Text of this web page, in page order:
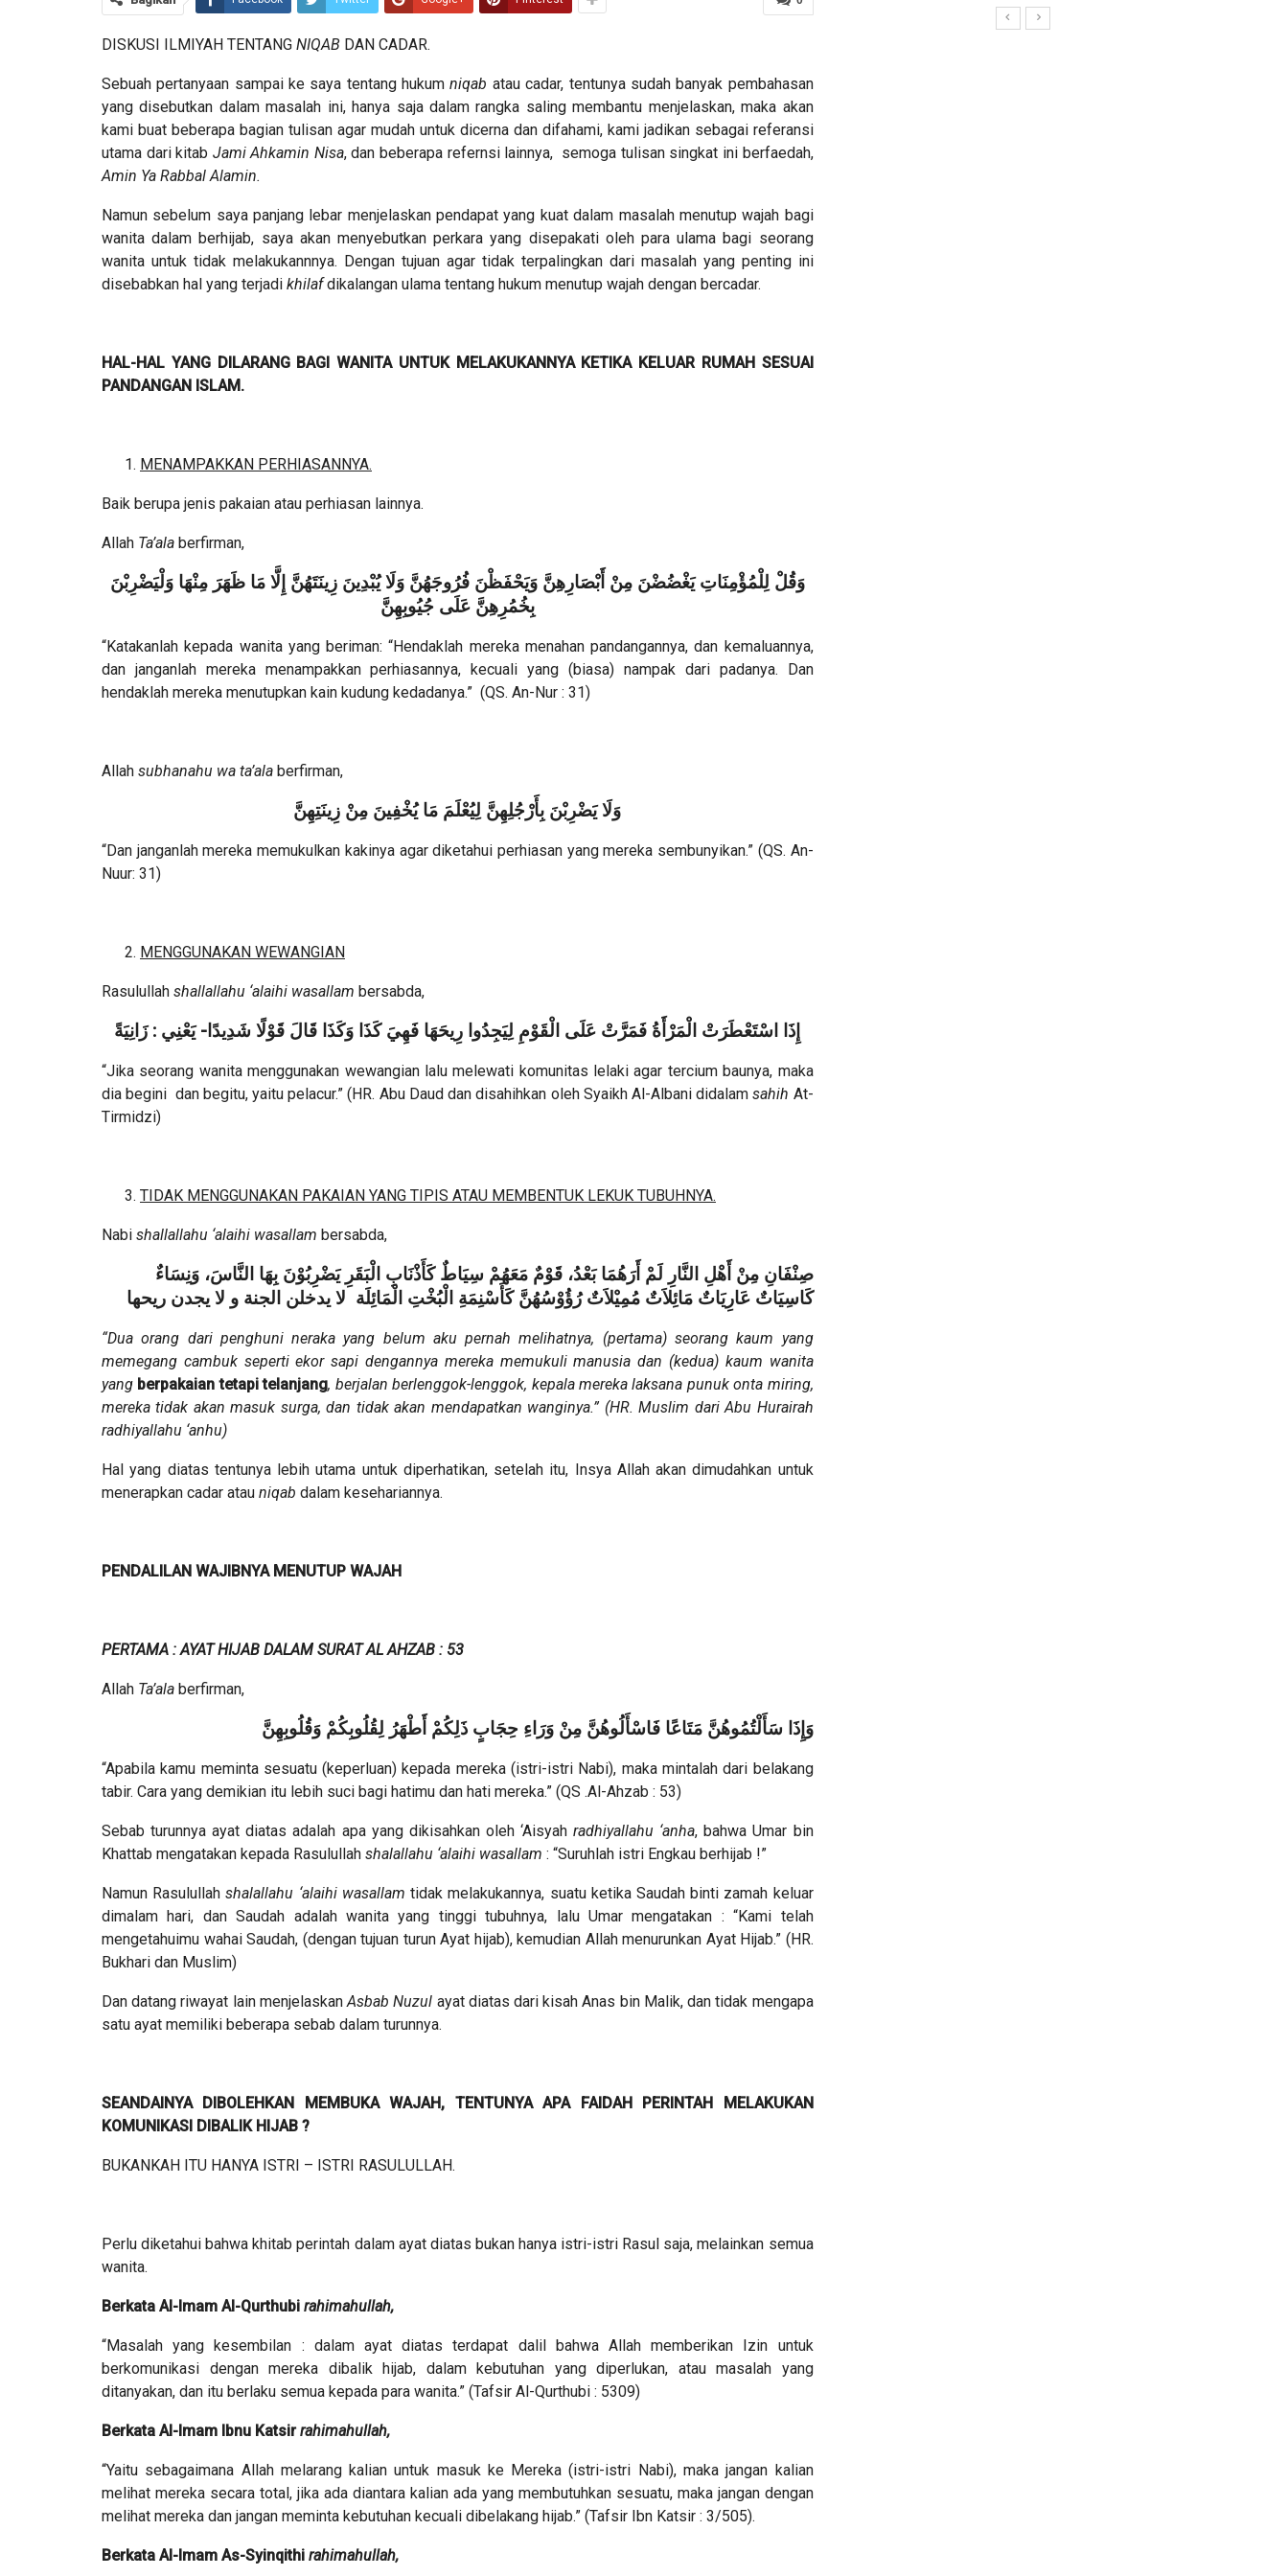
DISKUSI ILMIYAH TENTANG NIQAB DAN CADAR.
Sebuah pertanyaan sampai ke saya tentang hukumniqab atau cadar, tentunya sudah banyak pembahasan
yang disebutkan dalam masalah ini, hanya saja dalam rangka saling membantu menjelaskan, maka akan
kami buat beberapa bagian tulisan agar mudah untuk dicerna dan difahami, kami jadikan sebagai referansi
utama dari kitab Jami Ahkamin Nisa, dan beberapa refernsi lainnya, semoga tulisan singkat ini berfaedah,
Amin Ya Rabbal Alamin.
Namun sebelum saya panjang lebar menjelaskan pendapat yang kuat dalam masalah menutup wajah bagi
wanita dalam berhijab, saya akan menyebutkan perkara yang disepakati oleh para ulama bagi seorang
wanita untuk tidak melakukannnya. Dengan tujuan agar tidak terpalingkan dari masalah yang penting ini
disebabkan hal yang terjadi khilafdikalangan ulama tentang hukum menutup wajah dengan bercadar.
HAL-HAL YANG DILARANG BAGI WANITA UNTUK MELAKUKANNYA KETIKA KELUAR RUMAH SESUAI
PANDANGAN ISLAM.
MENAMPAKKAN PERHIASANNYA.
Baik berupa jenis pakaian atau perhiasan lainnya.
Allah Ta’ala berfirman,
وَقُلْ لِلْمُؤْمِنَاتِ يَغْضُضْنَ مِنْ أَبْصَارِهِنَّ وَيَحْفَظْنَ فُرُوجَهُنَّ وَلَا يُبْدِينَ زِينَتَهُنَّ إِلَّا مَا ظَهَرَ مِنْهَا وَلْيَضْرِبْنَ
بِخُمُرِهِنَّ عَلَى جُيُوبِهِنَّ
“Katakanlah kepada wanita yang beriman: “Hendaklah mereka menahan pandangannya, dan kemaluannya,
dan janganlah mereka menampakkan perhiasannya, kecuali yang (biasa) nampak dari padanya. Dan
hendaklah mereka menutupkan kain kudung kedadanya.” (QS. An-Nur : 31)
Allah subhanahu wa ta’ala berfirman,
وَلَا يَضْرِبْنَ بِأَرْجُلِهِنَّ لِيُعْلَمَ مَا يُخْفِينَ مِنْ زِينَتِهِنَّ
“Dan janganlah mereka memukulkan kakinya agar diketahui perhiasan yang mereka sembunyikan.” (QS. An-
Nuur: 31)
MENGGUNAKAN WEWANGIAN
Rasulullah shallallahu ‘alaihi wasallam bersabda,
إِذَا اسْتَعْطَرَتْ الْمَرْأَةُ فَمَرَّتْ عَلَى الْقَوْمِ لِيَجِدُوا رِيحَهَا فَهِيَ كَذَا وَكَذَا قَالَ قَوْلًا شَدِيدًا- يَعْنِي : زَانِيَةً
“Jika seorang wanita menggunakan wewangian lalu melewati komunitas lelaki agar tercium baunya, maka
dia begini dan begitu, yaitu pelacur.” (HR. Abu Daud dan disahihkan oleh Syaikh Al-Albani didalamsahih At-
Tirmidzi)
TIDAK MENGGUNAKAN PAKAIAN YANG TIPIS ATAU MEMBENTUK LEKUK TUBUHNYA.
Nabi shallallahu ‘alaihi wasallam bersabda,
صِنْفَانِ مِنْ أَهْلِ النَّارِ لَمْ أَرَهُمَا بَعْدُ، قَوْمٌ مَعَهُمْ سِيَاطٌ كَأَذْنَابِ الْبَقَرِ يَضْرِبُوْنَ بِهَا النَّاسَ، وَنِسَاءٌ
كَاسِيَاتٌ عَارِيَاتٌ مَائِلاَتٌ مُمِيْلاَتٌ رُؤُوْسُهُنَّ كَأَسْنِمَةِ الْبُخْتِ الْمَائِلَة لا يدخلن الجنة و لا يجدن ريحها
“Dua orang dari penghuni neraka yang belum aku pernah melihatnya, (pertama) seorang kaum yang
memegang cambuk seperti ekor sapi dengannya mereka memukuli manusia dan (kedua) kaum wanita
yang berpakaian tetapi telanjang, berjalan berlenggok-lenggok, kepala mereka laksana punuk onta miring,
mereka tidak akan masuk surga, dan tidak akan mendapatkan wanginya.” (HR. Muslim dari Abu Hurairah
radhiyallahu ‘anhu)
Hal yang diatas tentunya lebih utama untuk diperhatikan, setelah itu, Insya Allah akan dimudahkan untuk
menerapkan cadar atau niqab dalam kesehariannya.
PENDALILAN WAJIBNYA MENUTUP WAJAH
PERTAMA : AYAT HIJAB DALAM SURAT AL AHZAB : 53
Allah Ta’ala berfirman,
وَإِذَا سَأَلْتُمُوهُنَّ مَتَاعًا فَاسْأَلُوهُنَّ مِنْ وَرَاءِ حِجَابٍ ذَلِكُمْ أَطْهَرُ لِقُلُوبِكُمْ وَقُلُوبِهِنَّ
“Apabila kamu meminta sesuatu (keperluan) kepada mereka (istri-istri Nabi), maka mintalah dari belakang
tabir. Cara yang demikian itu lebih suci bagi hatimu dan hati mereka.” (QS .Al-Ahzab : 53)
Sebab turunnya ayat diatas adalah apa yang dikisahkan oleh ‘Aisyahradhiyallahu ‘anha, bahwa Umar bin
Khattab mengatakan kepada Rasulullah shalallahu ‘alaihi wasallam : “Suruhlah istri Engkau berhijab !”
Namun Rasulullahshalallahu ‘alaihi wasallam tidak melakukannya, suatu ketika Saudah binti zamah keluar
dimalam hari, dan Saudah adalah wanita yang tinggi tubuhnya, lalu Umar mengatakan : “Kami telah
mengetahuimu wahai Saudah, (dengan tujuan turun Ayat hijab), kemudian Allah menurunkan Ayat Hijab.” (HR.
Bukhari dan Muslim)
Dan datang riwayat lain menjelaskanAsbab Nuzul ayat diatas dari kisah Anas bin Malik, dan tidak mengapa
satu ayat memiliki beberapa sebab dalam turunnya.
SEANDAINYA DIBOLEHKAN MEMBUKA WAJAH, TENTUNYA APA FAIDAH PERINTAH MELAKUKAN
KOMUNIKASI DIBALIK HIJAB ?
BUKANKAH ITU HANYA ISTRI – ISTRI RASULULLAH.
Perlu diketahui bahwa khitab perintah dalam ayat diatas bukan hanya istri-istri Rasul saja, melainkan semua
wanita.
Berkata Al-Imam Al-Qurthubi rahimahullah,
“Masalah yang kesembilan : dalam ayat diatas terdapat dalil bahwa Allah memberikan Izin untuk
berkomunikasi dengan mereka dibalik hijab, dalam kebutuhan yang diperlukan, atau masalah yang
ditanyakan, dan itu berlaku semua kepada para wanita.” (Tafsir Al-Qurthubi : 5309)
Berkata Al-Imam Ibnu Katsirrahimahullah,
“Yaitu sebagaimana Allah melarang kalian untuk masuk ke Mereka (istri-istri Nabi), maka jangan kalian
melihat mereka secara total, jika ada diantara kalian ada yang membutuhkan sesuatu, maka jangan dengan
melihat mereka dan jangan meminta kebutuhan kecuali dibelakang hijab.” (Tafsir Ibn Katsir : 3/505).
Berkata Al-Imam As-Syinqithi rahimahullah,